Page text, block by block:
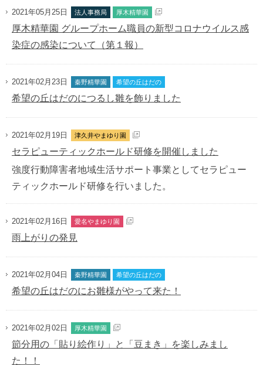
2021年05月25日 法人事務局 厚木精華園
厚木精華園 グループホーム職員の新型コロナウイルス感
染症の感染について（第１報）
2021年02月23日 秦野精華園 希望の丘はだの
希望の丘はだのにつるし雛を飾りました
2021年02月19日 津久井やまゆり園
セラピューティックホールド研修を開催しました
強度行動障害者地域生活サポート事業としてセラピュー
ティックホールド研修を行いました。
2021年02月16日 愛名やまゆり園
雨上がりの発見
2021年02月04日 秦野精華園 希望の丘はだの
希望の丘はだのにお雛様がやって来た！
2021年02月02日 厚木精華園
節分用の「貼り絵作り」と「豆まき」を楽しみまし
た！！